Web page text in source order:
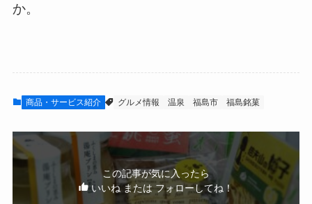
か。
商品・サービス紹介 グルメ情報 温泉 福島市 福島銘菓
この記事が気に入ったら
いいね または フォローしてね！